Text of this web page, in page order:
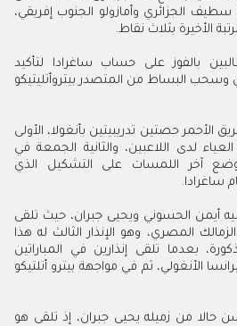
الجزائري وأمازولو الجنوب إفريقي،
الأخيرة بثلاث نقاط.
بالفوز على حساب ساغرادا لتأكيد
وسحب البساط من المتصدر بيتروأتليتيكو
الأحمر حصتين تدريبيتين بأنغولا، الأولى
لدى اللاعبين، والثانية الجمعة في
آخر اللمسات على التشكيل الذي
ساغرادا.
أيمن الحسوني ويحيى جبران، حيث تلقى
المصري، وهو الإنذار الثالث له هذا
بعدما تلقى إنذارين في المباراتين
الأنغولي، ثم في مواجهة بيترو أتلتيكو
حالا من زميله يحيى جبران، إذ تلقى هو